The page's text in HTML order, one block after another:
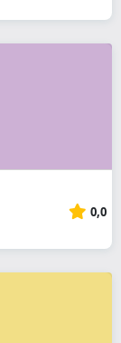
0,0